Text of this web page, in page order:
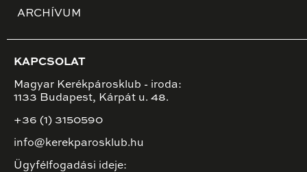
ARCHÍVUM
KAPCSOLAT
Magyar Kerékpárosklub - iroda:
1133 Budapest, Kárpát u. 48.
+36 (1) 3150590
info@kerekparosklub.hu
Ügyfélfogadási ideje: